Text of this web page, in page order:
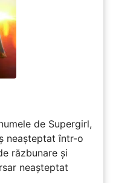
de Supergirl,
neașteptat într-o
răzbunare și
neașteptat